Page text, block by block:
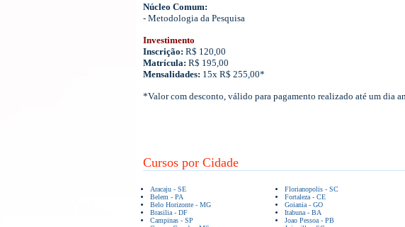
Núcleo Comum:
- Metodologia da Pesquisa
Investimento
Inscrição: R$ 120,00
Matrícula: R$ 195,00
Mensalidades: 15x R$ 255,00*
*Valor com desconto, válido para pagamento realizado até um dia
Cursos por Cidade
Aracaju - SE
Belem - PA
Belo Horizonte - MG
Brasilia - DF
Campinas - SP
Florianopolis - SC
Fortaleza - CE
Goiania - GO
Itabuna - BA
Joao Pessoa - PB